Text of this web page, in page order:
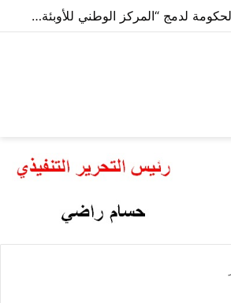
الطراونة يدعو الحكومة لدمج “المركز الوطني للأوبئة” بوزارة الصحة لتوحيد الجهود وإنهاء الازدواجية